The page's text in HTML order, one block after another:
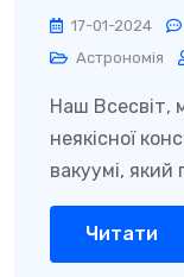
17-01-2024
Астрономія
Наш Всесвіт,
неякісної
вакуумі,
Читати